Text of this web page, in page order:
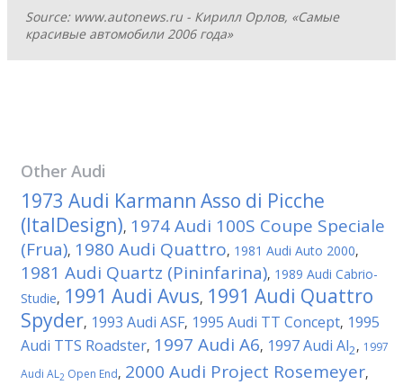
Source: www.autonews.ru - Кирилл Орлов, «Самые
красивые автомобили 2006 года»
Other Audi
1973 Audi Karmann Asso di Picche
(ItalDesign), 1974 Audi 100S Coupe Speciale
(Frua), 1980 Audi Quattro, 1981 Audi Auto 2000,
1981 Audi Quartz (Pininfarina), 1989 Audi Cabrio-
Studie, 1991 Audi Avus, 1991 Audi Quattro
Spyder, 1993 Audi ASF, 1995 Audi TT Concept, 1995
Audi TTS Roadster, 1997 Audi A6, 1997 Audi Al2, 1997
Audi AL2 Open End, 2000 Audi Project Rosemeyer,